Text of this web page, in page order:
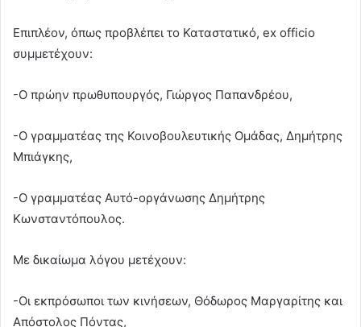
Επιπλέον, όπως προβλέπει το Καταστατικό, ex officio
συμμετέχουν:
-Ο πρώην πρωθυπουργός, Γιώργος Παπανδρέου,
-Ο γραμματέας της Κοινοβουλευτικής Ομάδας, Δημήτρης
Μπιάγκης,
-Ο γραμματέας Αυτό-οργάνωσης Δημήτρης
Κωνσταντόπουλος.
Με δικαίωμα λόγου μετέχουν:
-Οι εκπρόσωποι των κινήσεων, Θόδωρος Μαργαρίτης και
Απόστολος Πόντας,